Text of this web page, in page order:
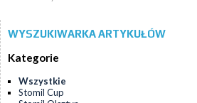
WYSZUKIWARKA ARTYKUŁÓW
Kategorie
Wszystkie
Stomil Cup